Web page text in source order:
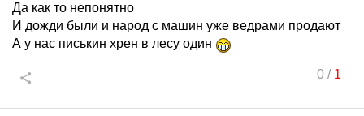
Да как то непонятно
И дожди были и народ с машин уже ведрами продают
А у нас писькин хрен в лесу один
0/ 1